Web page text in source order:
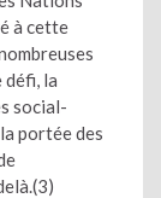
à cette
défi, la
social-
portée des